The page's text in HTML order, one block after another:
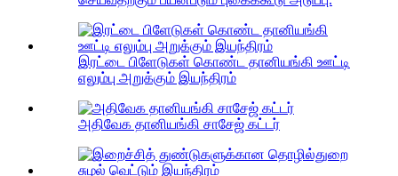
இரட்டை பிளேடுகள் கொண்ட தானியங்கி ஊட்டி
எலும்பு அறுக்கும் இயந்திரம்
அதிவேக தானியங்கி சாசேஜ் கட்டர்